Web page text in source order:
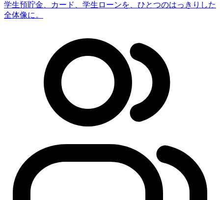
学生預貯金、カード、学生ローンを、ひとつのはっきりした
全体像に。